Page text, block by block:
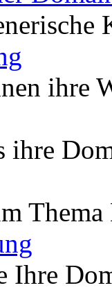
ihre
ihre
Ihre